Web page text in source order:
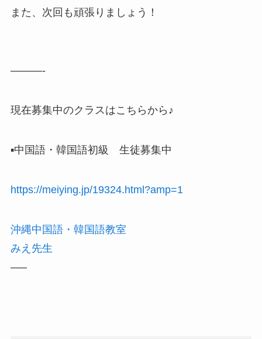
また、次回も頑張りましょう！
———-
現在募集中のクラスはこちらから♪
▪️中国語・韓国語初級 生徒募集中
https://meiying.jp/19324.html?amp=1
沖縄中国語・韓国語教室
みえ先生
—–